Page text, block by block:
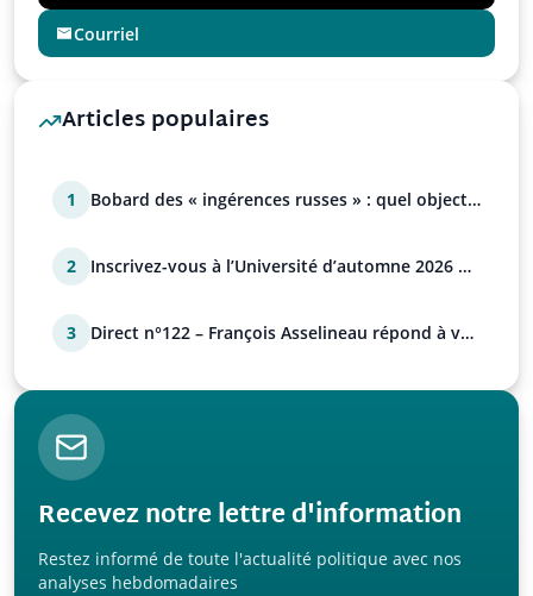
Courriel
Articles populaires
1
Bobard des « ingérences russes » : quel objectif
2
Inscrivez-vous à l’Université d’automne 2026 de
3
Direct n°122 – François Asselineau répond à vos
Recevez notre lettre d'information
Restez informé de toute l'actualité politique avec nos
analyses hebdomadaires